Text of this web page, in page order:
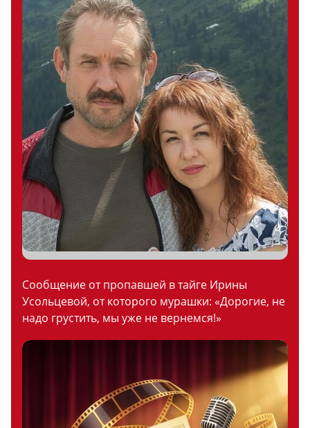
Сообщение от пропавшей в тайге Ирины
Усольцевой, от которого мурашки: «Дорогие, не
надо грустить, мы уже не вернемся!»